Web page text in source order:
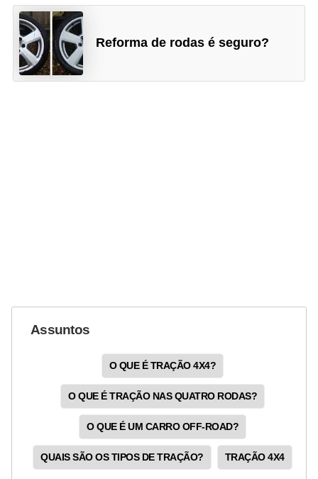
Reforma de rodas é seguro?
Assuntos
O QUE É TRAÇÃO 4X4?
O QUE É TRAÇÃO NAS QUATRO RODAS?
O QUE É UM CARRO OFF-ROAD?
QUAIS SÃO OS TIPOS DE TRAÇÃO? TRAÇÃO 4X4